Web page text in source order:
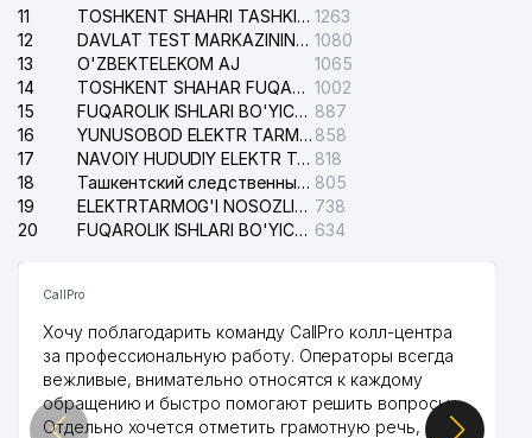
11
TOSHKENT SHAHRI TASHKILOT TELEFONLARI HAQIDA MA'LUMOT BYUROSI 1263
12
DAVLAT TEST MARKAZINING ISHONCH TELEFONLARI 1080
13
O'ZBEKTELEKOM AJ
1065
14
TOSHKENT SHAHAR FUQAROLIK ISHLARI BO'YICHA SUDI 1002
15
FUQAROLIK ISHLARI BO'YICHA YAKKASAROY TUMANLARARO SUDI 887
16
YUNUSOBOD ELEKTR TARMOG'I NOSOZLIKLARI XIZMATI 858
17
NAVOIY HUDUDIY ELEKTR TARMOQLARI KORXONASI AJ 818
18
Ташкентский следственный изолятор 805
19
ELEKTRTARMOG'I NOSOZLIKLARINI TO'ZATISH SERGELI XIZMATI 738
20
FUQAROLIK ISHLARI BO'YICHA UCH-TEPA TUMANI SUDI 634
CallPro
Хочу поблагодарить команду CallPro колл-центра
за профессиональную работу. Операторы всегда
вежливые, внимательно относятся к каждому
обращению и быстро помогают решить вопросы.
Отдельно хочется отметить грамотную речь,